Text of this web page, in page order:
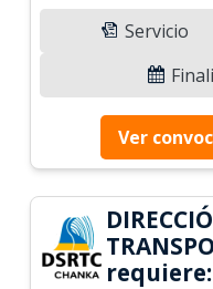
Servicio
Ver
requiere: